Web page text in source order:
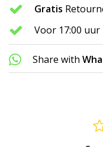
Gratis
Voor 17:00
Share with